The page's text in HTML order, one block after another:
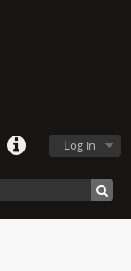
Log in